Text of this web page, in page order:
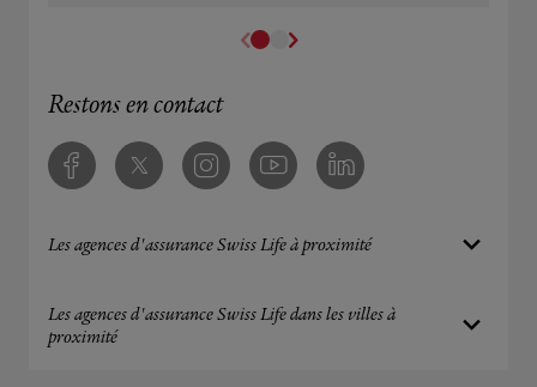
Restons en contact
FacebookTwitter InstagramYoutube Linkedin
Les agences d'assurance Swiss Life à proximité
Les agences d'assurance Swiss Life dans les villes à
proximité